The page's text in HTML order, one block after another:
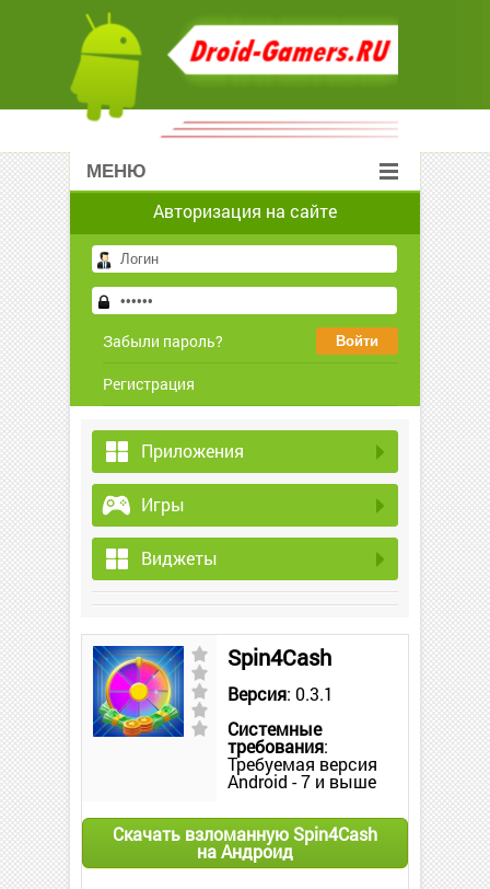
МЕНЮ
Авторизация на сайте
Забыли пароль?
Регистрация
Приложения
Игры
Виджеты
Spin4Cash
Версия: 0.3.1
Системные
требования:
Требуемая версия
Android - 7 и выше
Скачать взломанную Spin4Cash
на Андроид